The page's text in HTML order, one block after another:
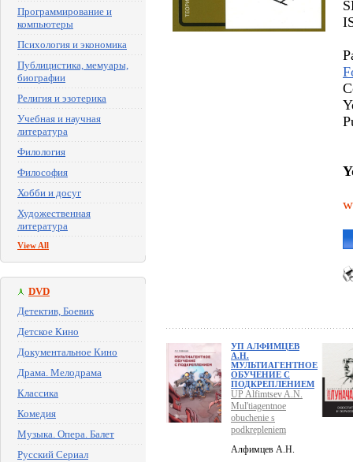
Программирование и
компьютеры
Психология и экономика
Публицистика, мемуары,
биографии
Религия и эзотерика
Учебная и научная
литература
Филология
Философия
Хобби и досуг
Художественная
литература
View All
DVD
Детектив, Боевик
Детское Кино
Документальное Кино
Драма. Мелодрама
Классика
Комедия
Музыка. Опера. Балет
Русский Сериал
УП АЛФИМЦЕВ
А.Н.
МУЛЬТИАГЕНТНОЕ
ОБУЧЕНИЕ С
ПОДКРЕПЛЕНИЕМ
UP Alfimtsev A.N.
Mul'tiagentnoe
obuchenie s
podkrepleniem
Алфимцев А.Н.